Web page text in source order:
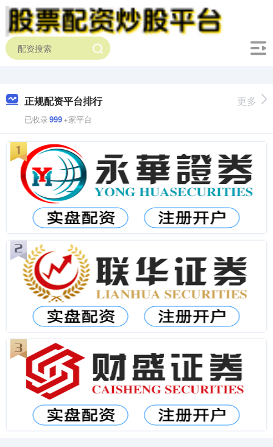
正规配资平台排行
已收录999+家平台
更多